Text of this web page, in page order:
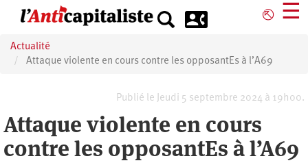
principal
⎋ ☰
Actualité
Attaque violente en cours contre les opposantEs à l’A69
Publié le Jeudi 5 septembre 2024 à 19h00.
Attaque violente en cours
contre les opposantEs à l’A69